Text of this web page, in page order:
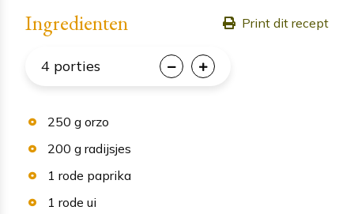
Ingredienten Print dit recept
4 porties
250 g orzo
200 g radijsjes
1 rode paprika
1 rode ui